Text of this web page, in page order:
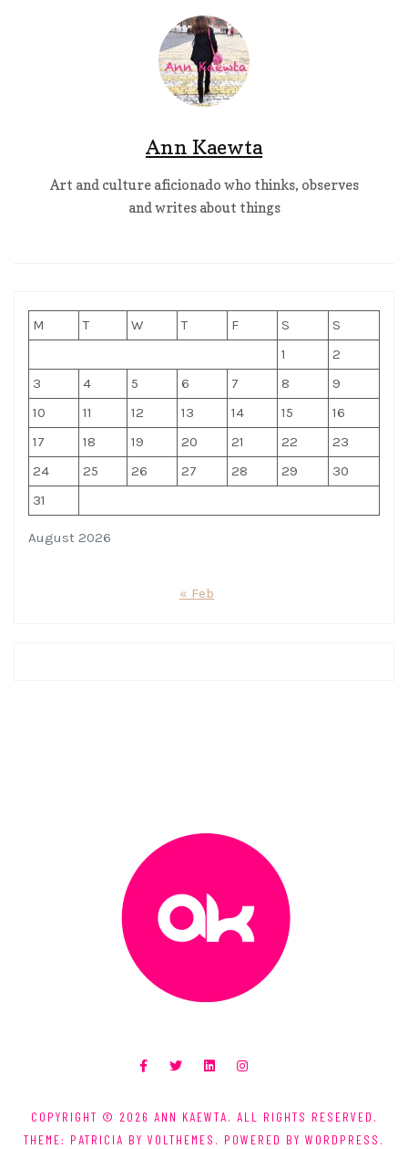
Ann Kaewta
Art and culture aficionado who thinks, observes
and writes about things
August 2026
M T W T F S
S
1
2
3
4 5 6 7 8
9
10
11 12 13 14 15
16
17
18 19 20 21 22
23
24
25 26 27 28 29
30
31
« Feb
COPYRIGHT © 2026 ANN KAEWTA. ALL RIGHTS RESERVED.
THEME: PATRICIA BY VOLTHEMES . POWERED BY WORDPRESS .